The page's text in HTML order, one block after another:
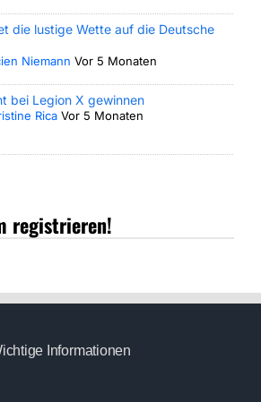
die lustige Wette auf die Deutsche
Niemann Vor 5 Monaten
bei Legion X gewinnen
Rica Vor 5 Monaten
registrieren!
Informationen